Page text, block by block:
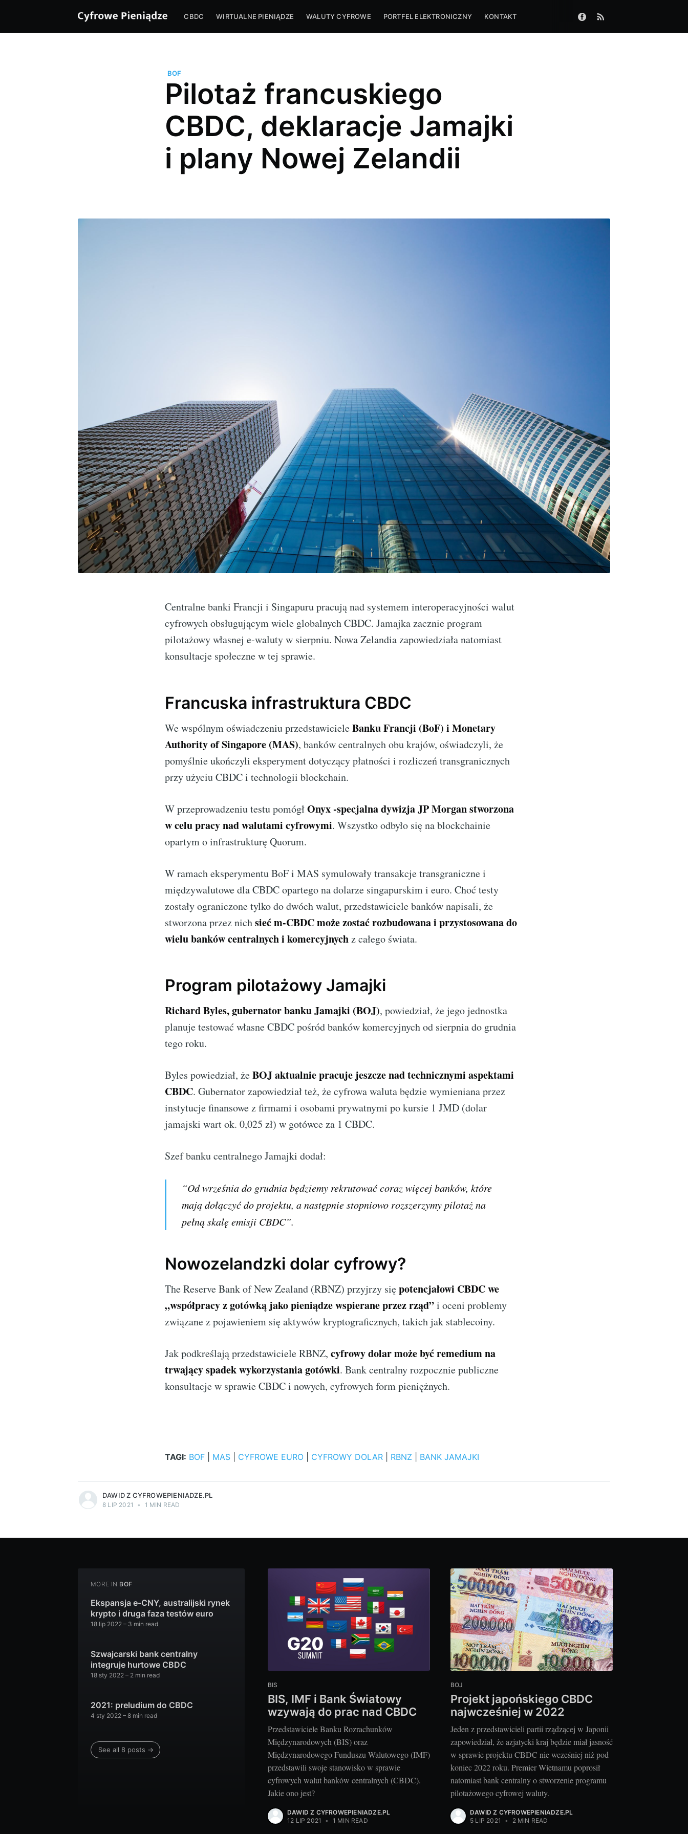
CBDC WIRTUALNE PIENIĄDZE WALUTY CYFROWE PORTFEL ELEKTRONICZNY KONTAKT
BOF
Pilotaż francuskiego
CBDC, deklaracje Jamajki
i plany Nowej Zelandii
Centralne banki Francji i Singapuru pracują nad systemem interoperacyjności walut
cyfrowych obsługującym wiele globalnych CBDC. Jamajka zacznie program
pilotażowy własnej e-waluty w sierpniu. Nowa Zelandia zapowiedziała natomiast
konsultacje społeczne w tej sprawie.
Francuska infrastruktura CBDC
We wspólnym oświadczeniu przedstawicieleBanku Francji (BoF) i Monetary
Authority of Singapore (MAS), banków centralnych obu krajów, oświadczyli, że
pomyślnie ukończyli eksperyment dotyczący płatności i rozliczeń transgranicznych
przy użyciu CBDC i technologii blockchain.
W przeprowadzeniu testu pomógłOnyx -specjalna dywizja JP Morgan stworzona
w celu pracy nad walutami cyfrowymi. Wszystko odbyło się na blockchainie
opartym o infrastrukturę Quorum.
W ramach eksperymentu BoF i MAS symulowały transakcje transgraniczne i
międzywalutowe dla CBDC opartego na dolarze singapurskim i euro. Choć testy
zostały ograniczone tylko do dwóch walut, przedstawiciele banków napisali, że
stworzona przez nichsieć m-CBDC może zostać rozbudowana i przystosowana do
wielu banków centralnych i komercyjnychz całego świata.
Program pilotażowy Jamajki
Richard Byles, gubernator banku Jamajki (BOJ), powiedział, że jego jednostka
planuje testować własne CBDC pośród banków komercyjnych od sierpnia do grudnia
tego roku.
Byles powiedział, żeBOJ aktualnie pracuje jeszcze nad technicznymi aspektami
CBDC. Gubernator zapowiedział też, że cyfrowa waluta będzie wymieniana przez
instytucje finansowe z firmami i osobami prywatnymi po kursie 1 JMD (dolar
jamajski wart ok. 0,025 zł) w gotówce za 1 CBDC.
Szef banku centralnego Jamajki dodał:
“Od września do grudnia będziemy rekrutować coraz więcej banków, które
mają dołączyć do projektu, a następnie stopniowo rozszerzymy pilotaż na
pełną skalę emisji CBDC”.
Nowozelandzki dolar cyfrowy?
The Reserve Bank of New Zealand (RBNZ) przyjrzy się potencjałowi CBDC we
„współpracy z gotówką jako pieniądze wspierane przez rząd”i oceni problemy
związane z pojawieniem się aktywów kryptograficznych, takich jak stablecoiny.
Jak podkreślają przedstawiciele RBNZ, cyfrowy dolar może być remedium na
trwający spadek wykorzystania gotówki. Bank centralny rozpocznie publiczne
konsultacje w sprawie CBDC i nowych, cyfrowych form pieniężnych.
TAGI: BOF MAS CYFROWE EURO CYFROWY DOLAR RBNZ BANK JAMAJKI
DAWID Z CYFROWEPIENIADZE.PL
8 LIP 2021 • 1 MIN READ
MORE IN BOF
Ekspansja e-CNY, australijski rynek
krypto i druga faza testów euro
18 lip 2022 – 3 min read
Szwajcarski bank centralny
integruje hurtowe CBDC
18 sty 2022 – 2 min read
2021: preludium do CBDC
4 sty 2022 – 8 min read
See all 8 posts →
BIS
BIS, IMF i Bank Światowy
wzywają do prac nad CBDC
Przedstawiciele Banku Rozrachunków
Międzynarodowych (BIS) oraz
Międzynarodowego Funduszu Walutowego (IMF)
przedstawili swoje stanowisko w sprawie
cyfrowych walut banków centralnych (CBDC).
Jakie ono jest?
DAWID Z CYFROWEPIENIADZE.PL
12 LIP 2021
• 1 MIN READ
BOJ
Projekt japońskiego CBDC
najwcześniej w 2022
Jeden z przedstawicieli partii rządzącej w Japonii
zapowiedział, że azjatycki kraj będzie miał jasność
w sprawie projektu CBDC nie wcześniej niż pod
koniec 2022 roku. Premier Wietnamu poprosił
natomiast bank centralny o stworzenie programu
pilotażowego cyfrowej waluty.
DAWID Z CYFROWEPIENIADZE.PL
5 LIP 2021
• 2 MIN READ